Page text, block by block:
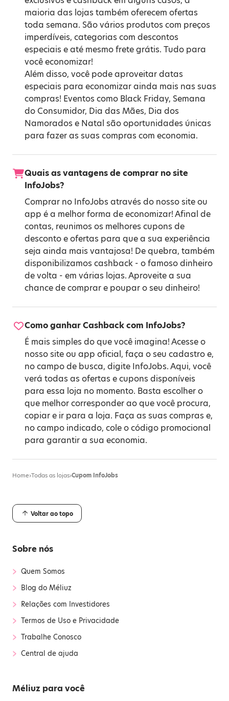
maioria das lojas também oferecem ofertas
toda semana. São vários produtos com preços
imperdíveis, categorias com descontos
especiais e até mesmo frete grátis. Tudo para
você economizar!
Além disso, você pode aproveitar datas
especiais para economizar ainda mais nas suas
compras! Eventos como Black Friday, Semana
do Consumidor, Dia das Mães, Dia dos
Namorados e Natal são oportunidades únicas
para fazer as suas compras com economia.
Quais as vantagens de comprar no site
InfoJobs?
Comprar no InfoJobs através do nosso site ou
app é a melhor forma de economizar! Afinal de
contas, reunimos os melhores cupons de
desconto e ofertas para que a sua experiência
seja ainda mais vantajosa! De quebra, também
disponibilizamos cashback - o famoso dinheiro
de volta - em várias lojas. Aproveite a sua
chance de comprar e poupar o seu dinheiro!
Como ganhar Cashback com InfoJobs?
É mais simples do que você imagina! Acesse o
nosso site ou app oficial, faça o seu cadastro e,
no campo de busca, digite InfoJobs. Aqui, você
verá todas as ofertas e cupons disponíveis
para essa loja no momento. Basta escolher o
que melhor corresponder ao que você procura,
copiar e ir para a loja. Faça as suas compras e,
no campo indicado, cole o código promocional
para garantir a sua economia.
Home›Todas as lojas›Cupom InfoJobs
Voltar ao topo
Sobre nós
› Quem Somos
› Blog do Méliuz
› Relações com Investidores
› Termos de Uso e Privacidade
› Trabalhe Conosco
› Central de ajuda
Méliuz para você